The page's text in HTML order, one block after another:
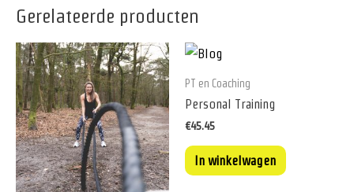
Gerelateerde producten
PT en Coaching
Personal Training
€45.45
In winkelwagen